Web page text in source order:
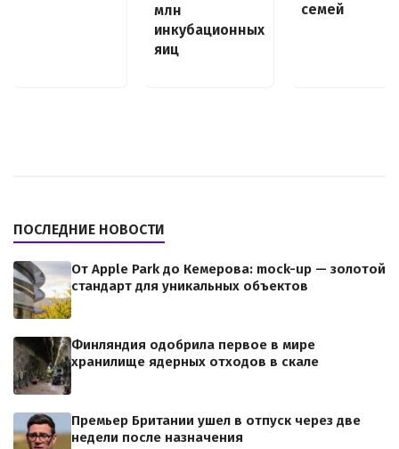
млн
инкубационных
яиц
семей
ПОСЛЕДНИЕ НОВОСТИ
От Apple Park до Кемерова: mock-up — золотой
стандарт для уникальных объектов
Финляндия одобрила первое в мире
хранилище ядерных отходов в скале
Премьер Британии ушел в отпуск через две
недели после назначения